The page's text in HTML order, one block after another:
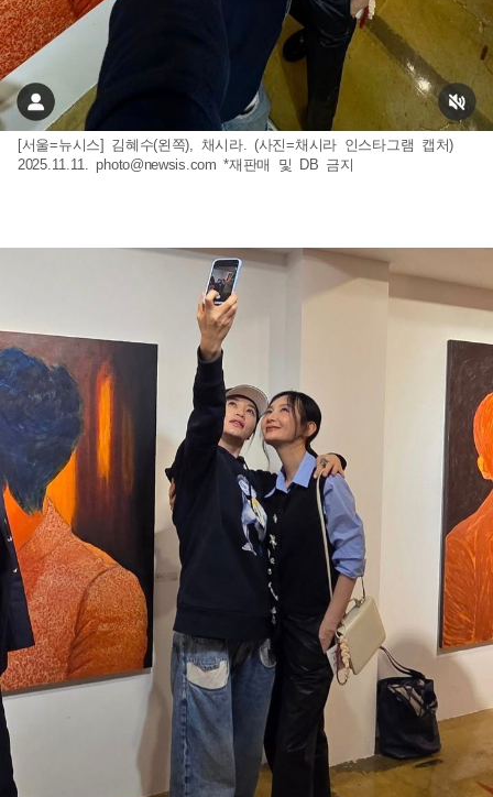
[서울=뉴시스] 김혜수(왼쪽), 채시라. (사진=채시라 인스타그램 캡처)
2025.11.11.photo@newsis.com *재판매 및 DB 금지